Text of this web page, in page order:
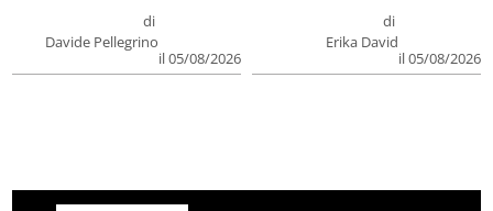
di
Davide Pellegrino
il 05/08/2026
di
Erika David
il 05/08/2026